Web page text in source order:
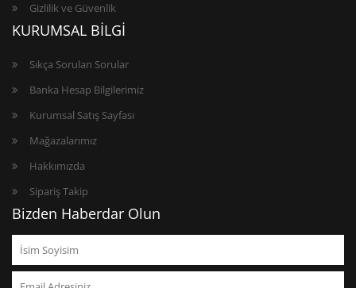
Gizlilik ve Güvenlik
KURUMSAL BİLGİ
Sıkça Sorulan Sorular
Banka Hesap Bilgilerimiz
Kurumsal Satış Sayfası
Mağazalarımız
Hakkımızda
Sipariş Takip
Bizden Haberdar Olun